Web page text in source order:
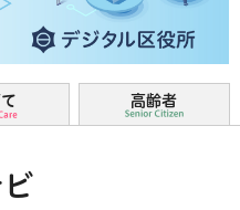
替えると生活便利ナビと
高齢者